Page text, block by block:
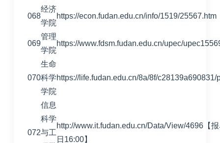
068
经济
学院
https://econ.fudan.edu.cn/info/1519/25567.htm
069
管理
学院
https://www.fdsm.fudan.edu.cn/upec/
070
生命
科学
学院
https://life.fudan.edu.cn/8a/8f/c28139a690831/
072
信息
科学
与工
http://www.it.fudan.edu.cn/Data/View/4696【
日16:00】